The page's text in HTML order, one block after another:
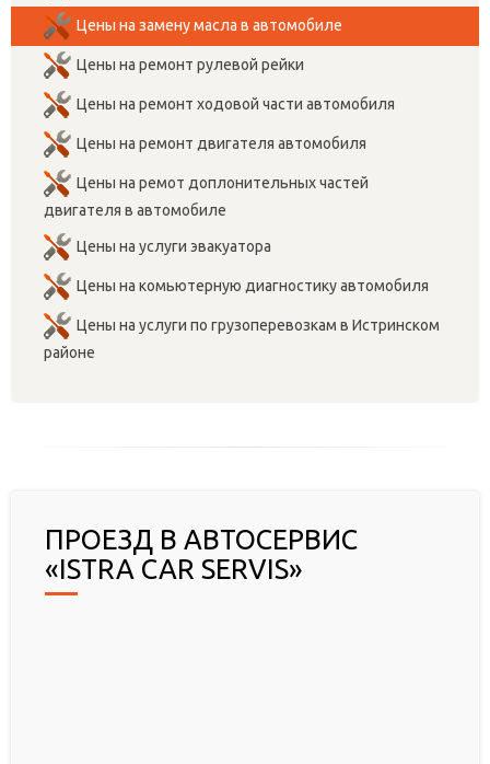
Цены на замену масла в автомобиле
Цены на ремонт рулевой рейки
Цены на ремонт ходовой части автомобиля
Цены на ремонт двигателя автомобиля
Цены на ремот доплонительных частей
двигателя в автомобиле
Цены на услуги эвакуатора
Цены на комьютерную диагностику автомобиля
Цены на услуги по грузоперевозкам в Истринском
районе
ПРОЕЗД В АВТОСЕРВИС
«ISTRA CAR SERVIS»